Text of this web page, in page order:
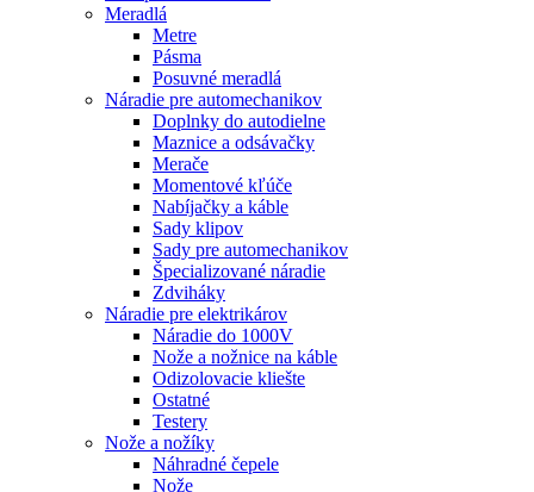
Meradlá
Metre
Pásma
Posuvné meradlá
Náradie pre automechanikov
Doplnky do autodielne
Maznice a odsávačky
Merače
Momentové kľúče
Nabíjačky a káble
Sady klipov
Sady pre automechanikov
Špecializované náradie
Zdviháky
Náradie pre elektrikárov
Náradie do 1000V
Nože a nožnice na káble
Odizolovacie kliešte
Ostatné
Testery
Nože a nožíky
Náhradné čepele
Nože